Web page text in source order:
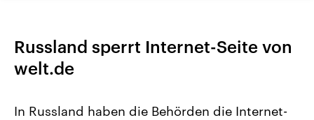
Russland sperrt Internet-Seite von
welt.de
In Russland haben die Behörden die Internet-